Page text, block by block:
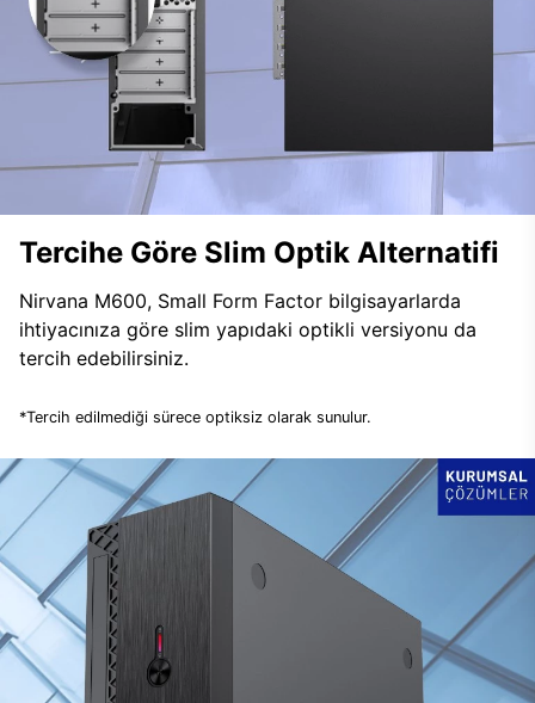
Tercihe Göre Slim Optik Alternatifi
Nirvana M600, Small Form Factor bilgisayarlarda
ihtiyacınıza göre slim yapıdaki optikli versiyonu da
tercih edebilirsiniz.
*Tercih edilmediği sürece optiksiz olarak sunulur.